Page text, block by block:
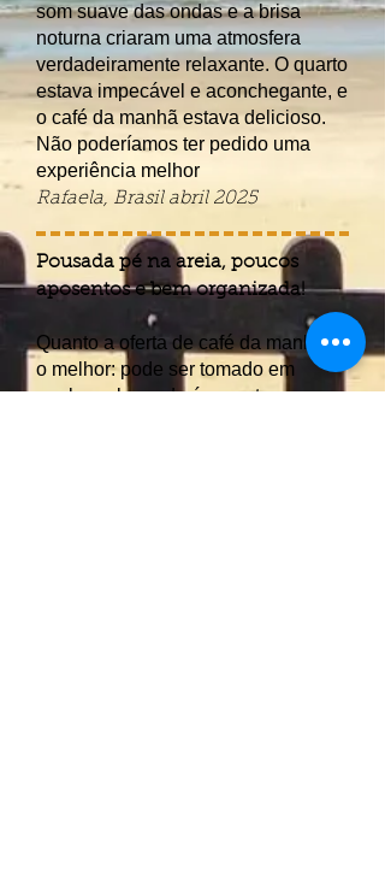
som suave das ondas e a brisa
noturna criaram uma atmosfera
verdadeiramente relaxante. O quarto
estava impecável e aconchegante, e
o café da manhã estava delicioso.
Não poderíamos ter pedido uma
experiência melhor
Rafaela, Brasil abril 2025
Pousada pé na areia, poucos
aposentos e bem organizada!
Quanto a oferta de café da manhã -
o melhor: pode ser tomado em
qualquer lugar da área externa ou